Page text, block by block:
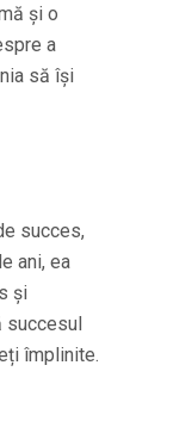
și o
a
să își
succes,
ani, ea
și
succesul
împlinite.